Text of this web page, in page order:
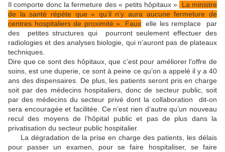
Il comporte donc la fermeture des « petits hôpitaux ».
La ministre
de la santé répète que « qu’il n’y aura aucune fermeture de
centres hospitaliers de proximité ». Faux: elle les remplace par
des petites structures qui pourront seulement effectuer des
radiologies et des analyses biologie, qui n’auront pas de plateaux
techniques.
Dire que ce sont des hôpitaux, que c’est pour améliorer l’offre de
soins, est une duperie, ce sont à peine ce qu’on a appelé il y a 40
ans des dispensaires. De plus, les patients seront pris en charge
soit par des médecins hospitaliers, donc de secteur public, soit
par des médecins du secteur privé dont la collaboration dit-on
sera encouragée et facilitée. Ce n’est rien d’autre qu’un nouveau
recul des moyens de l’hôpital public et pas de plus dans la
privatisation du secteur public hospitalier.
La dégradation de la prise en charge des patients, les délais
pour passer un examen, pour se faire hospitaliser, se faire